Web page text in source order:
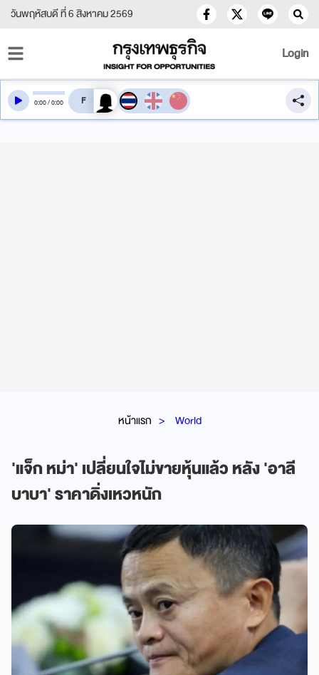
วันพฤหัสบดี ที่ 6 สิงหาคม 2569
Login
หน้าแรก World
'แจ็ก หม่า' เปลี่ยนใจไม่ขายหุ้นแล้ว หลัง 'อาลี
บาบา' ราคาดิ่งเหวหนัก
0:00/0:00 สลับเสียงอ่าน